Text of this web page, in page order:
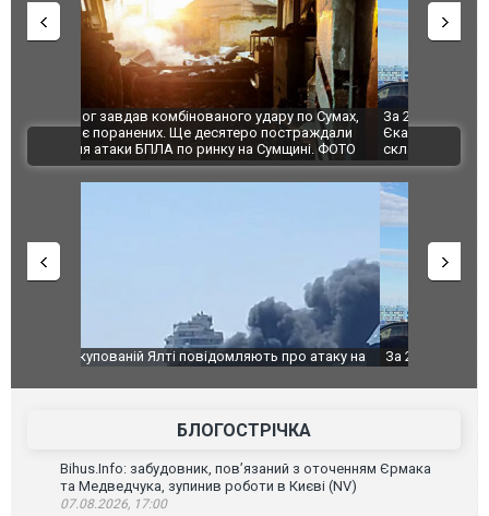
За 2000 кілометрів від кордону з Україною: в
Єкатеринбурзі після атаки дронів загорівся
склад Wildberries. ФОТО. ВІДЕО
"Мої
ВІДЕО
За 2000 кілометрів від кордону з Україною: в
склад Wildberries. ФОТО. ВІДЕО
В
БЛОГОСТРІЧКА
Bihus.Info: забудовник, пов’язаний з оточенням Єрмака
та Медведчука, зупинив роботи в Києві (NV)
07.08.2026, 17:00